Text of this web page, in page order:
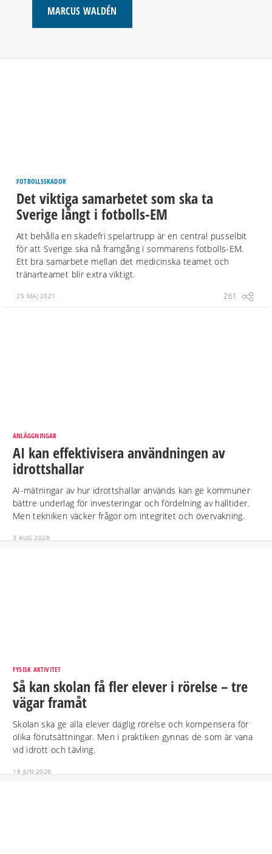
MARCUS WALDÉN
FOTBOLLSSKADOR
Det viktiga samarbetet som ska ta
Sverige långt i fotbolls-EM
Att behålla en skadefri spelartrupp är en central pusselbit
för att Sverige ska nå framgång i sommarens fotbolls-EM.
Ett bra samarbete mellan det medicinska teamet och
tränarteamet blir extra viktigt.
25 MAJ 2021 261
ANLÄGGNINGAR
AI kan effektivisera användningen av
idrottshallar
AI-mätningar av hur idrottshallar används kan ge kommuner
bättre underlag för investeringar och fördelning av halltider.
Men tekniken väcker frågor om integritet och övervakning.
3 AUG 2026
FYSISK AKTIVITET
Så kan skolan få fler elever i rörelse – tre
vägar framåt
Skolan ska ge alla elever daglig rörelse och kompensera för
olika förutsättningar. Men i praktiken gynnas de som är vana
vid idrott och tävling.
18 JUN 2026